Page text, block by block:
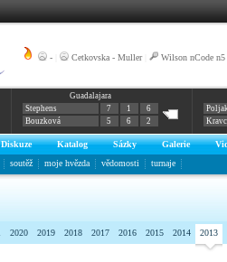
- Cetkovska - Muller| Wilson nCode n5
Guadalajara
Stephens
7 1
6
Bouzková
5 6 2
Diskuze Katalog Sázky Galerie
soutěž moje hvězda vědomosti turnaje
2020 2019 2018 2017 2016 2015 2014 2013